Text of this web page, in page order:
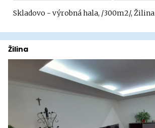
Skladovo - výrobná hala, /300m2/, Žilina
Žilina